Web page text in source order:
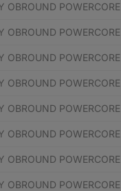
OBROUND POWERCORE
OBROUND POWERCORE
OBROUND POWERCORE
OBROUND POWERCORE
OBROUND POWERCORE
OBROUND POWERCORE
OBROUND POWERCORE
OBROUND POWERCORE